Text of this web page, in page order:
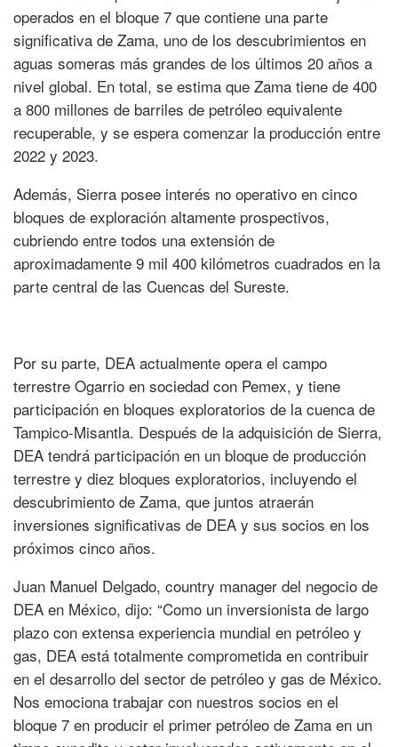
operados en el bloque 7 que contiene una parte
significativa de Zama, uno de los descubrimientos en
aguas someras más grandes de los últimos 20 años a
nivel global. En total, se estima que Zama tiene de 400
a 800 millones de barriles de petróleo equivalente
recuperable, y se espera comenzar la producción entre
2022 y 2023.
Además, Sierra posee interés no operativo en cinco
bloques de exploración altamente prospectivos,
cubriendo entre todos una extensión de
aproximadamente 9 mil 400 kilómetros cuadrados en la
parte central de las Cuencas del Sureste.
Por su parte, DEA actualmente opera el campo
terrestre Ogarrio en sociedad con Pemex, y tiene
participación en bloques exploratorios de la cuenca de
Tampico-Misantla. Después de la adquisición de Sierra,
DEA tendrá participación en un bloque de producción
terrestre y diez bloques exploratorios, incluyendo el
descubrimiento de Zama, que juntos atraerán
inversiones significativas de DEA y sus socios en los
próximos cinco años.
Juan Manuel Delgado, country manager del negocio de
DEA en México, dijo: “Como un inversionista de largo
plazo con extensa experiencia mundial en petróleo y
gas, DEA está totalmente comprometida en contribuir
en el desarrollo del sector de petróleo y gas de México.
Nos emociona trabajar con nuestros socios en el
bloque 7 en producir el primer petróleo de Zama en un